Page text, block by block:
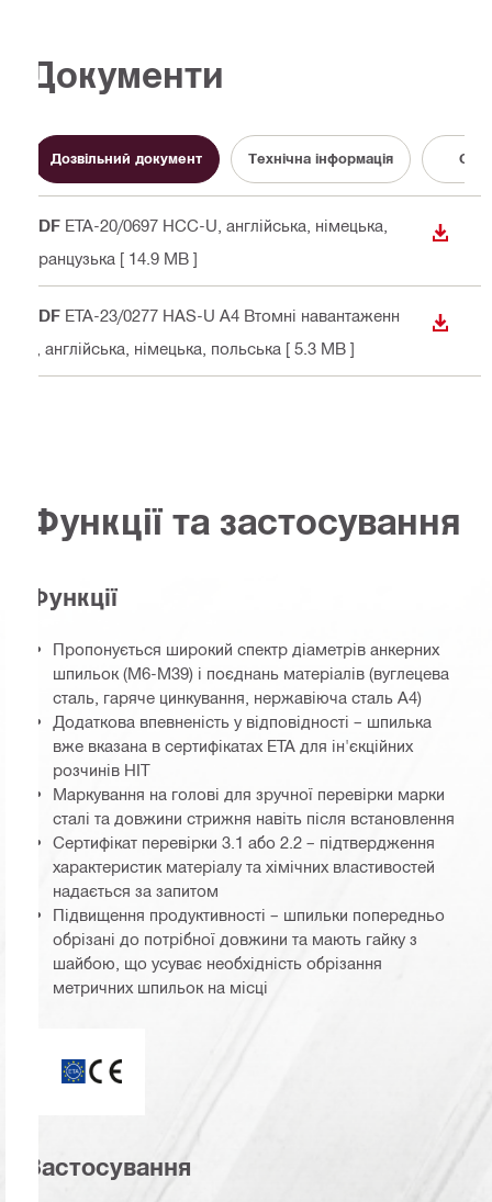
Документи
Дозвільний документ Технічна інформація
PDF ETA-20/0697 HCC-U , англійська, німецька,
французька [ 14.9 MB ]
PDF ETA-23/0277 HAS-U A4 Втомні навантаженн
, англійська, німецька, польська [ 5.3 MB ]
Функції та застосування
Функції
Пропонується широкий спектр діаметрів анкерних
шпильок (M6-M39) і поєднань матеріалів (вуглецева
сталь, гаряче цинкування, нержавіюча сталь A4)
Додаткова впевненість у відповідності – шпилька
вже вказана в сертифікатах ETA для ін'єкційних
розчинів HIT
Маркування на голові для зручної перевірки марки
сталі та довжини стрижня навіть після встановлення
Сертифікат перевірки 3.1 або 2.2 – підтвердження
характеристик матеріалу та хімічних властивостей
надається за запитом
Підвищення продуктивності – шпильки попередньо
обрізані до потрібної довжини та мають гайку з
шайбою, що усуває необхідність обрізання
метричних шпильок на місці
Застосування